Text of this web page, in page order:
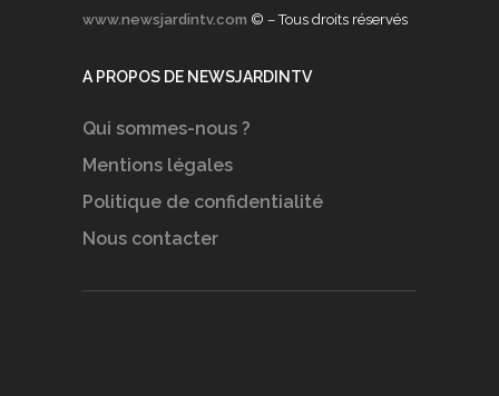
www.newsjardintv.com © – Tous droits réservés
A PROPOS DE NEWSJARDINTV
Qui sommes-nous ?
Mentions légales
Politique de confidentialité
Nous contacter